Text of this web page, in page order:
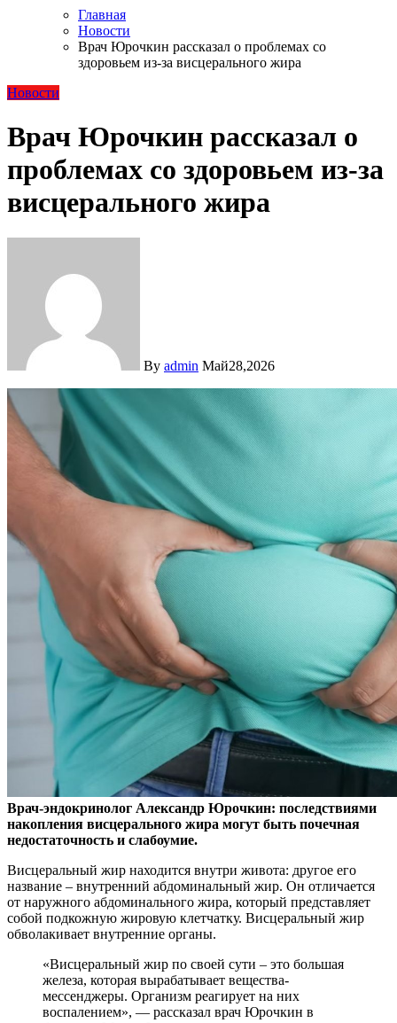
Главная
Новости
Врач Юрочкин рассказал о проблемах со
здоровьем из-за висцерального жира
Новости
Врач Юрочкин рассказал о
проблемах со здоровьем из-за
висцерального жира
By admin Май28,2026
Врач-эндокринолог Александр Юрочкин: последствиями
накопления висцерального жира могут быть почечная
недостаточность и слабоумие.
Висцеральный жир находится внутри живота: другое его
название – внутренний абдоминальный жир. Он отличается
от наружного абдоминального жира, который представляет
собой подкожную жировую клетчатку. Висцеральный жир
обволакивает внутренние органы.
«Висцеральный жир по своей сути – это большая
железа, которая вырабатывает вещества-
мессенджеры. Организм реагирует на них
воспалением», — рассказал врач Юрочкин в